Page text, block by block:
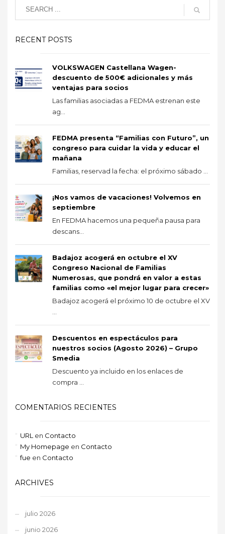
RECENT POSTS
VOLKSWAGEN Castellana Wagen-
descuento de 500€ adicionales y más
ventajas para socios
Las familias asociadas a FEDMA estrenan este
ag...
FEDMA presenta “Familias con Futuro”, un
congreso para cuidar la vida y educar el
mañana
Familias, reservad la fecha: el próximo sábado ...
¡Nos vamos de vacaciones! Volvemos en
septiembre
En FEDMA hacemos una pequeña pausa para
descans...
Badajoz acogerá en octubre el XV
Congreso Nacional de Familias
Numerosas, que pondrá en valor a estas
familias como «el mejor lugar para crecer»
Badajoz acogerá el próximo 10 de octubre el XV
Descuentos en espectáculos para
nuestros socios (Agosto 2026) – Grupo
Smedia
Descuento ya incluido en los enlaces de
compra ...
COMENTARIOS RECIENTES
URL en Contacto
My Homepage en Contacto
fue en Contacto
ARCHIVES
julio 2026
junio 2026